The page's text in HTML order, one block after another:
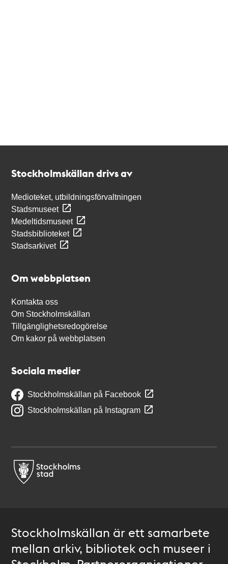
Stockholmskällan drivs av
Medioteket, utbildningsförvaltningen
Stadsmuseet
Medeltidsmuseet
Stadsbiblioteket
Stadsarkivet
Om webbplatsen
Kontakta oss
Om Stockholmskällan
Tillgänglighetsredogörelse
Om kakor på webbplatsen
Sociala medier
Stockholmskällan på Facebook
Stockholmskällan på Instagram
Stockholmskällan är ett samarbete
mellan arkiv, bibliotek och museer i